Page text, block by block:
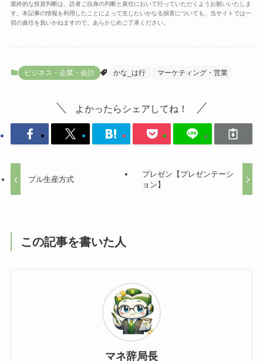
最終的な投資判断は、読者ご自身の判断と責任において行っていただくようお願いいたしま
す。本記事の情報を利用したことによって生じたいかなる損害についても、当サイトでは一
切の責任を負いかねますので、あらかじめご了承ください。
ビジネス・企業・会計 かな_は行 マーケティング・営業
よかったらシェアしてね！
プル生産方式
プレゼン【プレゼンテーシ
ョン】
この記事を書いた人
マネ辞局長